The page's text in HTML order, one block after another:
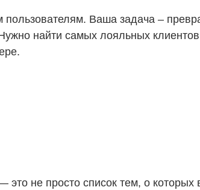
Ваша задача –
найти самых лояльных
это не просто список тем, о